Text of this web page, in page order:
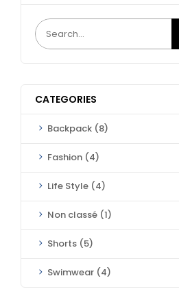
CATEGORIES
Backpack (8)
Fashion (4)
Life Style (4)
Non classé (1)
Shorts (5)
Swimwear (4)